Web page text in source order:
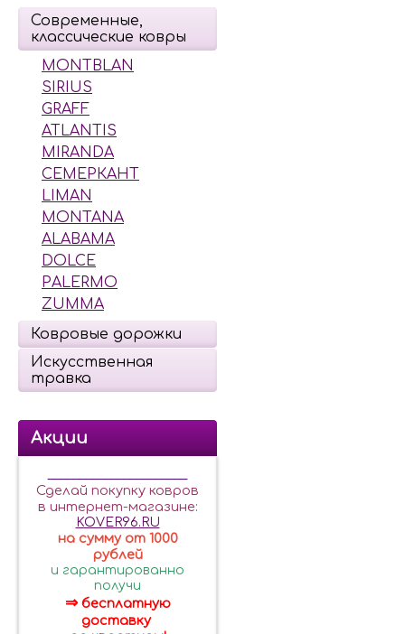
Современные,
классические ковры
MONTBLAN
SIRIUS
GRAFF
ATLANTIS
MIRANDA
СЕМЕРКАНТ
LIMAN
MONTANA
ALABAMA
DOLCE
PALERMO
ZUMMA
Ковровые дорожки
Искусственная
травка
Акции
Сделай покупку ковров
в интернет-магазине:
KOVER96.RU
на сумму от 1000
рублей
и гарантированно
получи
⇒ бесплатную
доставку